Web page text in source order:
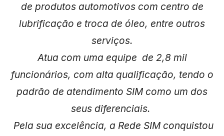
de produtos automotivos com centro de
lubrificação e troca de óleo, entre outros
serviços.
Atua com uma equipe de 2,8 mil
funcionários, com alta qualificação, tendo o
padrão de atendimento SIM como um dos
seus diferenciais.
Pela sua excelência, a Rede SIM conquistou